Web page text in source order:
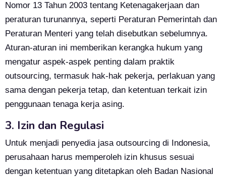
Nomor 13 Tahun 2003 tentang Ketenagakerjaan dan
peraturan turunannya, seperti Peraturan Pemerintah dan
Peraturan Menteri yang telah disebutkan sebelumnya.
Aturan-aturan ini memberikan kerangka hukum yang
mengatur aspek-aspek penting dalam praktik
outsourcing, termasuk hak-hak pekerja, perlakuan yang
sama dengan pekerja tetap, dan ketentuan terkait izin
penggunaan tenaga kerja asing.
3. Izin dan Regulasi
Untuk menjadi penyedia jasa outsourcing di Indonesia,
perusahaan harus memperoleh izin khusus sesuai
dengan ketentuan yang ditetapkan oleh Badan Nasional